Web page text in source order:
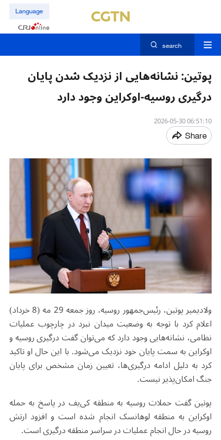
Language
search
پوتین: نشانه‌هایی از نزدیک شدن پایان
درگیری روسیه-اوکراین وجود دارد
06:51:10 2026-05-30
Share
ولادیمیر پوتین، رئیس‌جمهور روسیه، روز جمعه 29 مه (8 خرداد)
اعلام کرد با توجه به وضعیت میدان نبرد در چارچوب عملیات
نظامی، نشانه‌هایی وجود دارد که می‌توان گفت درگیری روسیه و
اوکراین به سمت پایان خود نزدیک می‌شود. با این حال او تاکید
کرد به دلیل ادامه درگیری‌ها، تعیین زمان مشخص برای پایان
جنگ امکان‌پذیر نیست.
پوتین گفت حملات روسیه به منطقه کی‌یف در پاسخ به حمله
اوکراین به منطقه لوهانسک انجام شده است و افزود ارتش
روسیه در حال انجام عملیات در سراسر منطقه درگیری است.